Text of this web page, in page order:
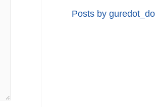
Posts by